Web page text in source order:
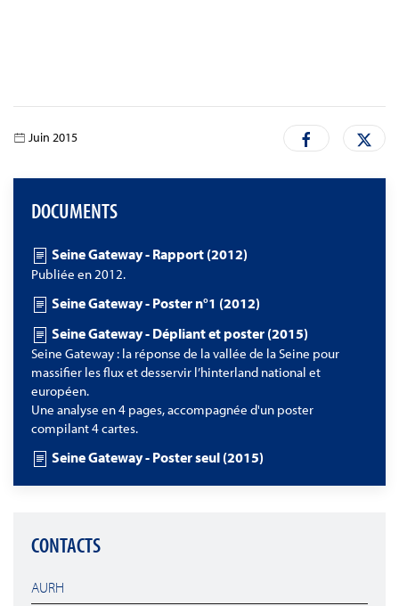
Juin 2015
DOCUMENTS
Seine Gateway - Rapport (2012)
Publiée en 2012.
Seine Gateway - Poster n°1 (2012)
Seine Gateway - Dépliant et poster (2015)
Seine Gateway : la réponse de la vallée de la Seine pour
massifier les flux et desservir l’hinterland national et
européen.
Une analyse en 4 pages, accompagnée d'un poster
compilant 4 cartes.
Seine Gateway - Poster seul (2015)
CONTACTS
AURH